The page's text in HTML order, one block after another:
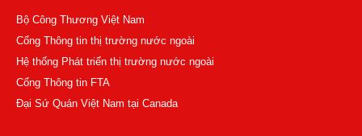
Bộ Công Thương Việt Nam
Cổng Thông tin thị trường nước ngoài
Hệ thống Phát triển thị trường nước ngoài
Cổng Thông tin FTA
Đại Sứ Quán Việt Nam tại Canada